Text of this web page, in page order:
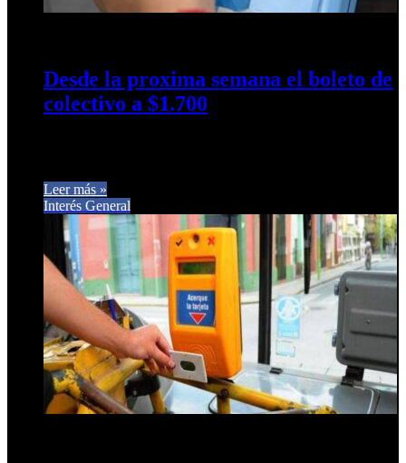
Desde la proxima semana el boleto de
colectivo a $1.700
Leer más »
Interés General